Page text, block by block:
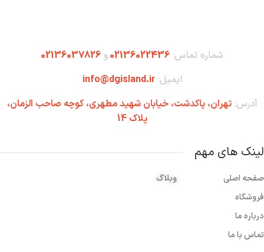
شماره تماس: 02136022436و 02136037826
ایمیل:info@dgisland.ir
آدرس:تهران،‌ پاکدشت، خیابان شهید مطهری، کوچه صاحب الزمان،
پلاک 14
لینک های مهم
صفحه اصلی
فروشگاه
درباره ما
تماس با ما
وبلاگ